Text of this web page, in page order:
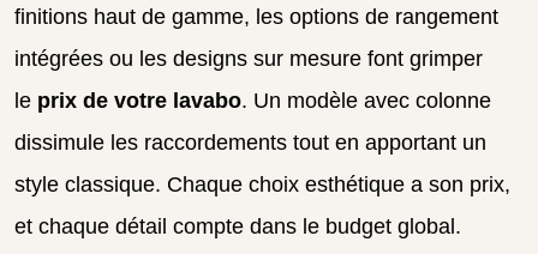
finitions haut de gamme, les options de rangement
intégrées ou les designs sur mesure font grimper
le prix de votre lavabo. Un modèle avec colonne
dissimule les raccordements tout en apportant un
style classique. Chaque choix esthétique a son prix,
et chaque détail compte dans le budget global.